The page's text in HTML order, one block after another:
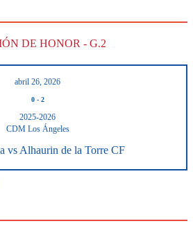
DE HONOR - G.2
abril 26, 2026
0- 2
2025-2026
CDM Los Ángeles
vs Alhaurin de la Torre CF